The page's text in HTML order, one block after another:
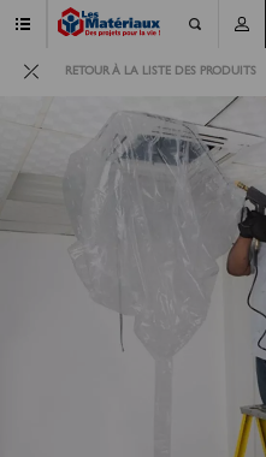
RETOUR À LA LISTE DES PRODUITS